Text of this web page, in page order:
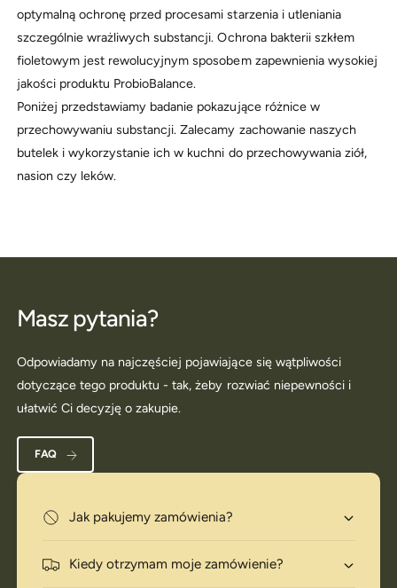
optymalną ochronę przed procesami starzenia i utleniania
szczególnie wrażliwych substancji. Ochrona bakterii szkłem
fioletowym jest rewolucyjnym sposobem zapewnienia wysokiej
jakości produktu ProbioBalance.
Poniżej przedstawiamy badanie pokazujące różnice w
przechowywaniu substancji. Zalecamy zachowanie naszych
butelek i wykorzystanie ich w kuchni do przechowywania ziół,
nasion czy leków.
Masz pytania?
Odpowiadamy na najczęściej pojawiające się wątpliwości
dotyczące tego produktu - tak, żeby rozwiać niepewności i
ułatwić Ci decyzję o zakupie.
FAQ
Jak pakujemy zamówienia?
Kiedy otrzymam moje zamówienie?